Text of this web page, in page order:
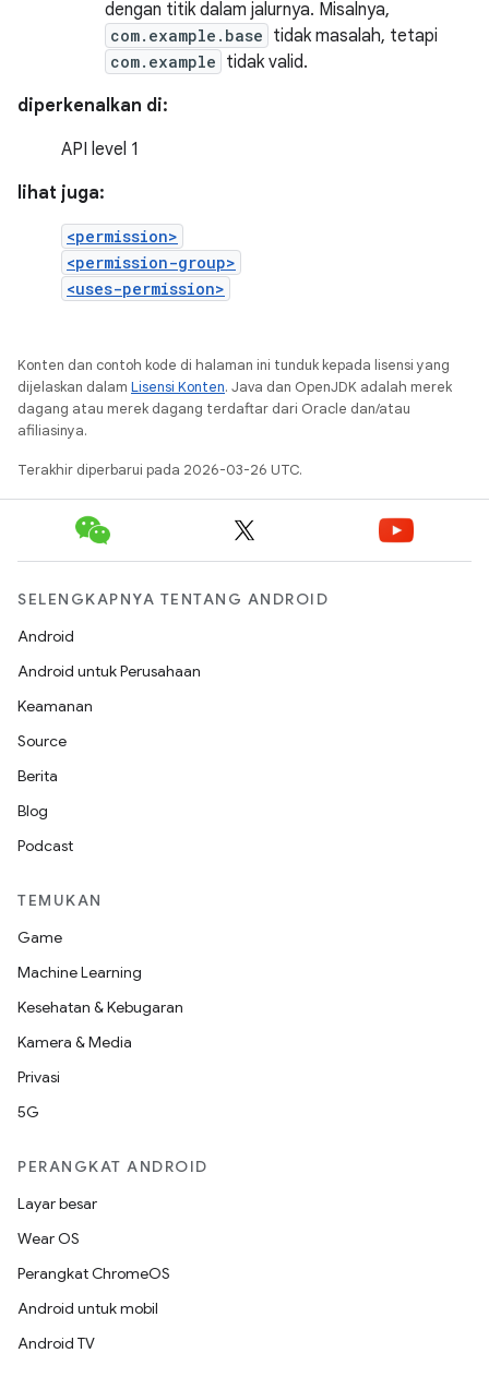
dengan titik dalam jalurnya. Misalnya,
com.example.base tidak masalah, tetapi
com.example tidak valid.
diperkenalkan di:
API level 1
lihat juga:
<permission>
<permission-group>
<uses-permission>
Konten dan contoh kode di halaman ini tunduk kepada lisensi yang
dijelaskan dalam Lisensi Konten. Java dan OpenJDK adalah merek
dagang atau merek dagang terdaftar dari Oracle dan/atau
afiliasinya.
Terakhir diperbarui pada 2026-03-26 UTC.
SELENGKAPNYA TENTANG ANDROID
Android
Android untuk Perusahaan
Keamanan
Source
Berita
Blog
Podcast
TEMUKAN
Game
Machine Learning
Kesehatan & Kebugaran
Kamera & Media
Privasi
5G
PERANGKAT ANDROID
Layar besar
Wear OS
Perangkat ChromeOS
Android untuk mobil
Android TV